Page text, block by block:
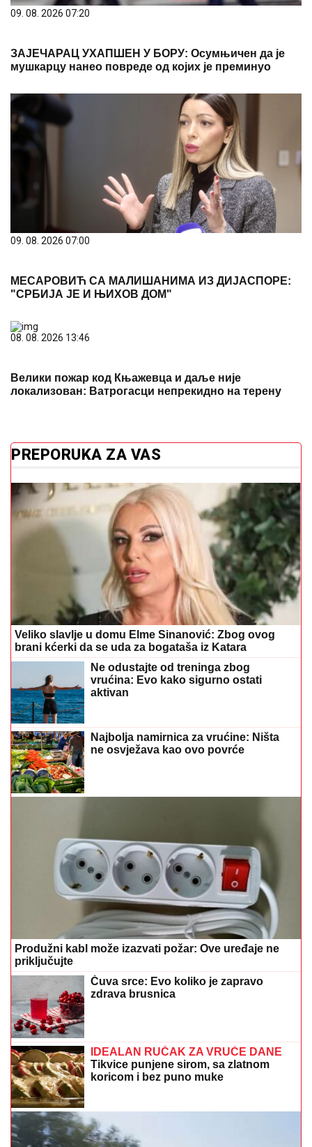
09. 08. 2026 07:20
ЗАЈЕЧАРАЦ УХАПШЕН У БОРУ: Осумњичен да је
мушкарцу нанео повреде од којих је преминуо
09. 08. 2026 07:00
МЕСАРОВИЋ СА МАЛИШАНИМА ИЗ ДИЈАСПОРЕ:
"СРБИЈА ЈЕ И ЊИХОВ ДОМ"
08. 08. 2026 13:46
Велики пожар код Књажевца и даље није
локализован: Ватрогасци непрекидно на терену
PREPORUKA ZA VAS
Veliko slavlje u domu Elme Sinanović: Zbog ovog
brani kćerki da se uda za bogataša iz Katara
Ne odustajte od treninga zbog
vrućina: Evo kako sigurno ostati
aktivan
Najbolja namirnica za vrućine: Ništa
ne osvježava kao ovo povrće
Produžni kabl može izazvati požar: Ove uređaje ne
priključujte
Čuva srce: Evo koliko je zapravo
zdrava brusnica
IDEALAN RUČAK ZA VRUĆE DANE
Tikvice punjene sirom, sa zlatnom
koricom i bez puno muke